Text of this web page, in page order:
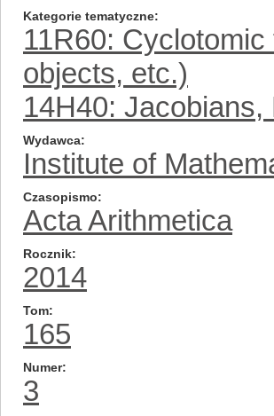
Kategorie tematyczne
11R60:
objects, etc.)
14H40:
Wydawca
Institute of
Czasopismo
Acta Arithmetica
Rocznik
2014
Tom
165
Numer
3